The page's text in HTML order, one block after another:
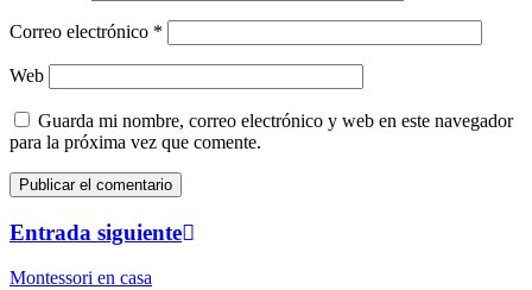
Correo electrónico *
Web
Guarda mi nombre, correo electrónico y web en este navegador
para la próxima vez que comente.
Entrada siguiente
Montessori en casa